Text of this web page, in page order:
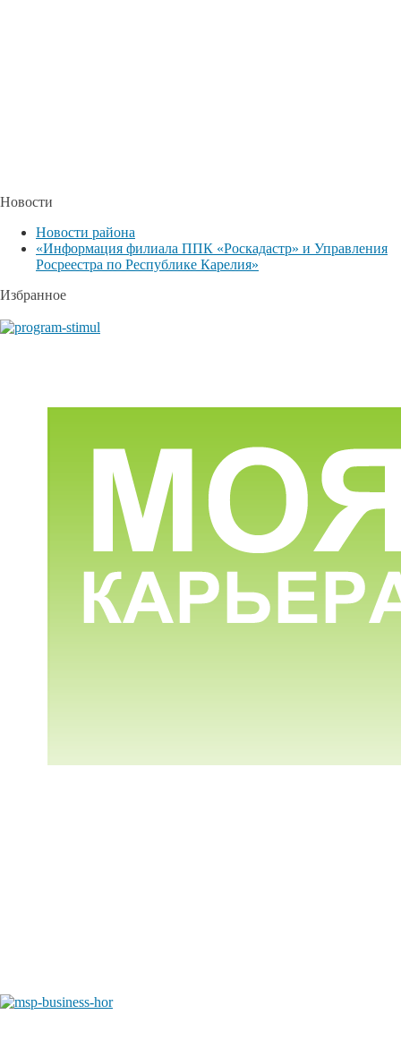
Новости
Новости района
«Информация филиала ППК «Роскадастр» и Управления
Росреестра по Республике Карелия»
Избранное